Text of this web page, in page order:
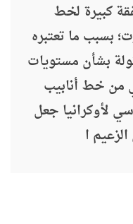
كبيرة لخط
بسبب ما تعتبره
بشأن مستويات
من خط أنابيب
لأوكرانيا جعل
ا